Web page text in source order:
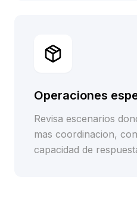
Operaciones
Revisa escenarios
mas coordinacion,
capacidad de